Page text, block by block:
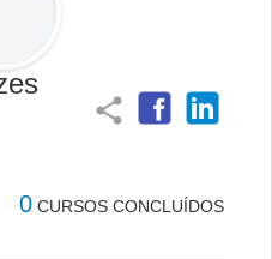
share
0 CURSOS CONCLUÍDOS